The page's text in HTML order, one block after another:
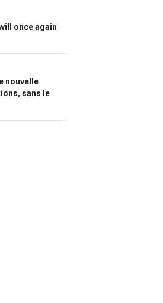
once again
nouvelle
sans le